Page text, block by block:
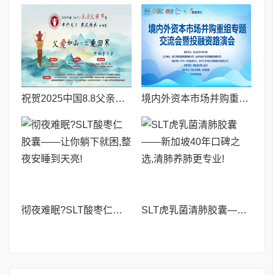
祝贺2025中国8.8父亲节“孝行天下家风传承”论坛暨祈福音乐会圆满成功 境内外资本市场并购重组专题交流会暨投融资路演会 深度解析驱动企业资本战略升级
彻夜难眠?SLT酸枣仁胶囊——让你躺下就困,整夜安睡到天亮! SLT虎乳菌清肺胶囊——新加坡40年口碑之选,清肺养肺更专业!